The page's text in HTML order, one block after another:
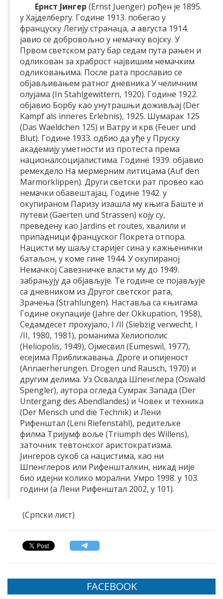
Ернст Јингер (Ernst Juenger) рођен је 1895.
у Хајделбергу. Године 1913. побегао у
француску Легију странаца, а августа 1914.
јавио се добровољно у немачку војску. У
Првом светском рату бар седам пута рањен и
одликован за храброст највишим немачким
одликовањима. После рата прославио се
објављивањем ратног дневника У челичним
олујама (In Stahlgewittern, 1920). Године 1922.
објавио Борбу као унутрашњи доживљај (Der
Kampf als inneres Erlebnis), 1925. Шумарак 125
(Das Waeldchen 125) и Ватру и крв (Feuer und
Blut). Године 1933. одбио да уђе у Пруску
академију уметности из протеста према
националсоцијалистима. Године 1939. објавио
ремекдело На мермерним литицама (Auf den
Marmorklippen). Други светски рат провео као
немачки обавештајац. Године 1942. у
окупираном Паризу изашла му књига Баште и
путеви (Gaerten und Strassen) коју су,
преведену као Jardins et routes, хвалили и
припадници француског Покрета отпора.
Нацисти му шаљу старијег сина у кажњенички
батаљон, у коме гине 1944. У окупираној
Немачкој Савезничке власти му до 1949.
забрањују да објављује. Те године се појављује
са дневником из Другог светског рата,
Зрачења (Strahlungen). Наставља са књигама
Године окупације (Jahre der Okkupation, 1958),
Седамдесет прохујало, I /II (Siebzig verwecht, I
/II, 1980, 1981), романима Хелиополис
(Heliopolis, 1949), Ојмесвил (Eumeswil, 1977),
есејима Приближавања. Дроге и опијеност
(Annaerherungen. Drogen und Rausch, 1970) и
другим делима. Уз Освалда Шпенглера (Oswald
Spengler), аутора огледа Сумрак Запада (Der
Untergang des Abendlandes) и Човек и техника
(Der Mensch und die Technik) и Лени
Рифенштал (Leni Riefenstahl), редитељке
филма Тријумф воље (Triumph des Willens),
заточник тевтонског аристократизма.
Јингеров сукоб са нацистима, као ни
Шпенглеров или Рифеншталкин, никад није
био идејни колико морални. Умро 1998. у 103.
години (а Лени Рифенштал 2002, у 101).
(Српски лист)
FACEBOOK